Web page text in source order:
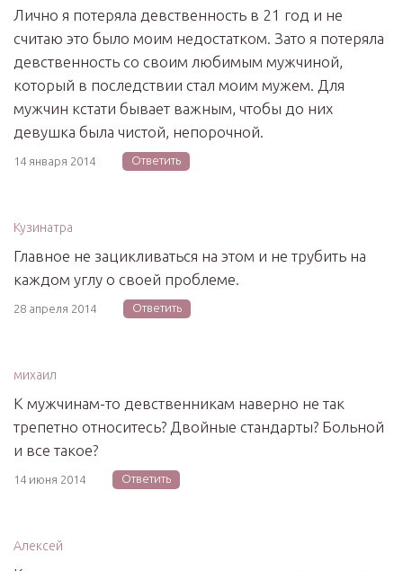
Лично я потеряла девственность в 21 год и не
считаю это было моим недостатком. Зато я потеряла
девственность со своим любимым мужчиной,
который в последствии стал моим мужем. Для
мужчин кстати бывает важным, чтобы до них
девушка была чистой, непорочной.
14 января 2014 Ответить
Кузинатра
Главное не зацикливаться на этом и не трубить на
каждом углу о своей проблеме.
28 апреля 2014 Ответить
михаил
К мужчинам-то девственникам наверно не так
трепетно относитесь? Двойные стандарты? Больной
и все такое?
14 июня 2014 Ответить
Алексей